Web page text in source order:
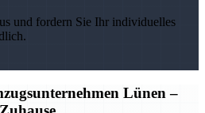
und fordern Sie Ihr individuelles
Lünen –